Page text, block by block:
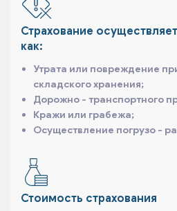
Страхование
как:
Утрата или повреждение
складского хранения;
Дорожно - транспортного
Кражи или грабежа;
Осуществление погрузо -
Стоимость страхования